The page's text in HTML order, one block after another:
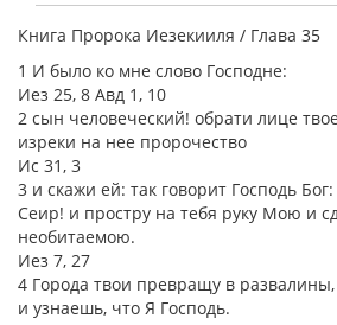
Книга Пророка Иезекииля / Глава 35
1 И было ко мне слово Господне:
Иез 25, 8 Авд 1, 10
2 сын человеческий! обрати лице
изреки на нее пророчество
Ис 31, 3
3 и скажи ей: так говорит Господь
Сеир! и простру на тебя руку Мою и
необитаемою.
Иез 7, 27
4 Города твои превращу в
и узнаешь, что Я Господь.